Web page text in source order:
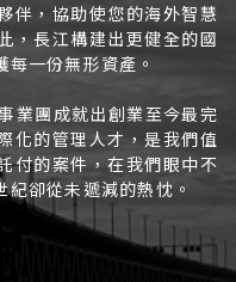
伴，協助使您的海外智慧
，長江構建出更健全的國
一份無形資產。
業團成就出創業至今最完
化的管理人才，是我們值
付的案件，在我們眼中不
卻從未遞減的熱忱。